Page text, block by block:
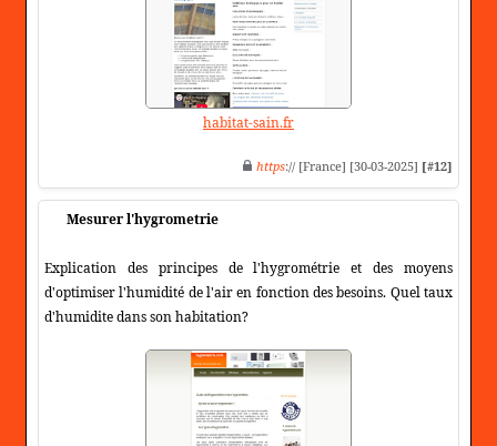
habitat-sain.fr
https:// [France] [30-03-2025] [#12]
Mesurer l'hygrometrie
Explication des principes de l'hygrométrie et des moyens
d'optimiser l'humidité de l'air en fonction des besoins. Quel taux
d'humidite dans son habitation?